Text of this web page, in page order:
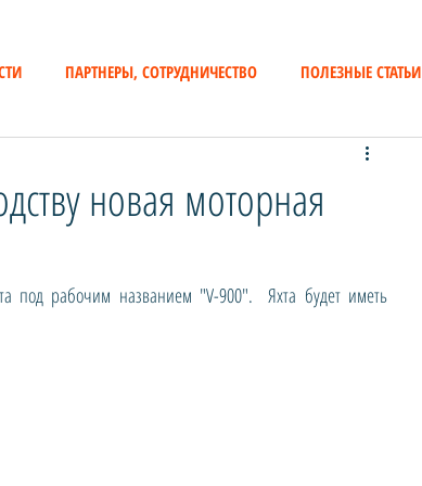
ПАРТНЕРЫ, СОТРУДНИЧЕСТВО ПОЛЕЗНЫЕ СТАТЬИ
новая моторная
под рабочим названием "V-900".  Яхта будет иметь